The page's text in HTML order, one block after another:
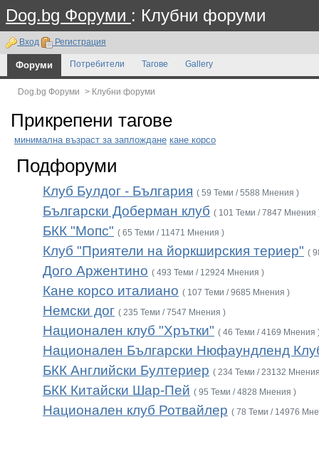
Dog.bg Форуми : Клубни форуми
Вход Регистрация
Форуми Потребители Тагове Gallery
Dog.bg Форуми > Клубни форуми
Прикрепени тагове
минимална възраст за заплождане кане корсо
Подфоруми
Клуб Булдог - България ( 59 Теми / 5588 Мнения )
Български Доберман клуб ( 101 Теми / 7847 Мнения
БКК "Мопс" ( 65 Теми / 11471 Мнения )
Клуб "Приятели на йоркширския териер" (
Дого Аржентино ( 493 Теми / 12924 Мнения )
Кане корсо италиано ( 107 Теми / 9685 Мнения )
Немски дог ( 235 Теми / 7547 Мнения )
Национален клуб "Хрътки" ( 46 Теми / 4169 Мнения
Национален Български Нюфаундленд
БКК Английски Бултериер ( 234 Теми / 23132
БКК Китайски Шар-Пей ( 95 Теми / 4828 Мнения )
Национален клуб Ротвайлер ( 78 Теми / 14976